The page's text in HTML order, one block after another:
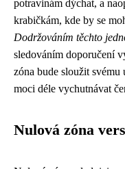
potravinám dýchat, a
krabičkám, kde by se
Dodržováním těchto
sledováním doporučení
zóna bude sloužit svému
moci déle vychutnávat
Nulová zóna